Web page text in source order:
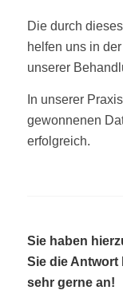
Die durch
helfen uns in
unserer
In unserer
gewonnenen
erfolgreich.
Sie haben
Sie die Antwort
sehr gerne an!